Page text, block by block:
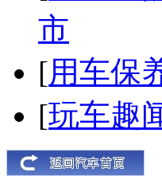
市
[用车保
[玩车趣